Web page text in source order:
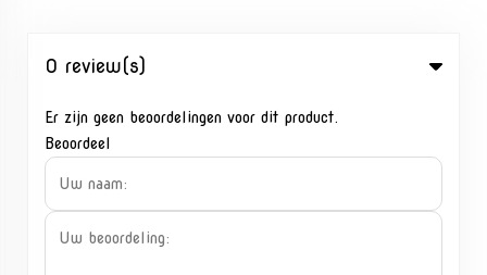
0 review(s)
Er zijn geen beoordelingen voor dit product.
Beoordeel